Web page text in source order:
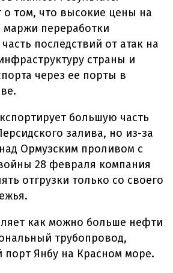
о том, что высокие цены на
переработки
последствий от атак на
страны и
через ее порты в
большую часть
залива, но из-за
Ормузским проливом с
28 февраля компания
отгрузки только со своего
как можно больше нефти
трубопровод,
Янбу на Красном море.